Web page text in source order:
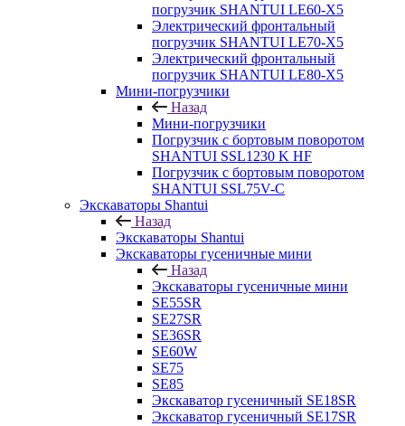
погрузчик SHANTUI LE60-X5
Электрический фронтальный
погрузчик SHANTUI LE70-X5
Электрический фронтальный
погрузчик SHANTUI LE80-X5
Мини-погрузчики
Назад
Мини-погрузчики
Погрузчик с бортовым поворотом
SHANTUI SSL1230 K HF
Погрузчик с бортовым поворотом
SHANTUI SSL75V-C
Экскаваторы Shantui
Назад
Экскаваторы Shantui
Экскаваторы гусеничные мини
Назад
Экскаваторы гусеничные мини
SE55SR
SE27SR
SE36SR
SE60W
SE75
SE85
Экскаватор гусеничный SE18SR
Экскаватор гусеничный SE17SR